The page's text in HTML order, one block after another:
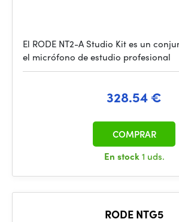
El RODE NT2-A Studio Kit es un
el micrófono de estudio profesional
328.54 €
En stock1 uds.
COMPRAR
RODE NTG5